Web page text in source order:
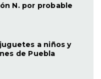
N. por probable
a niños y
de Puebla